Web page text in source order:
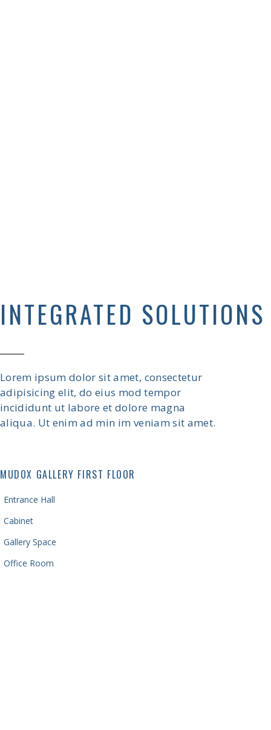
INTEGRATED SOLUTIONS
Lorem ipsum dolor sit amet, consectetur
adipisicing elit, do eius mod tempor
incididunt ut labore et dolore magna
aliqua. Ut enim ad min im veniam sit amet.
MUDOX GALLERY FIRST FLOOR
Entrance Hall
Cabinet
Gallery Space
Office Room